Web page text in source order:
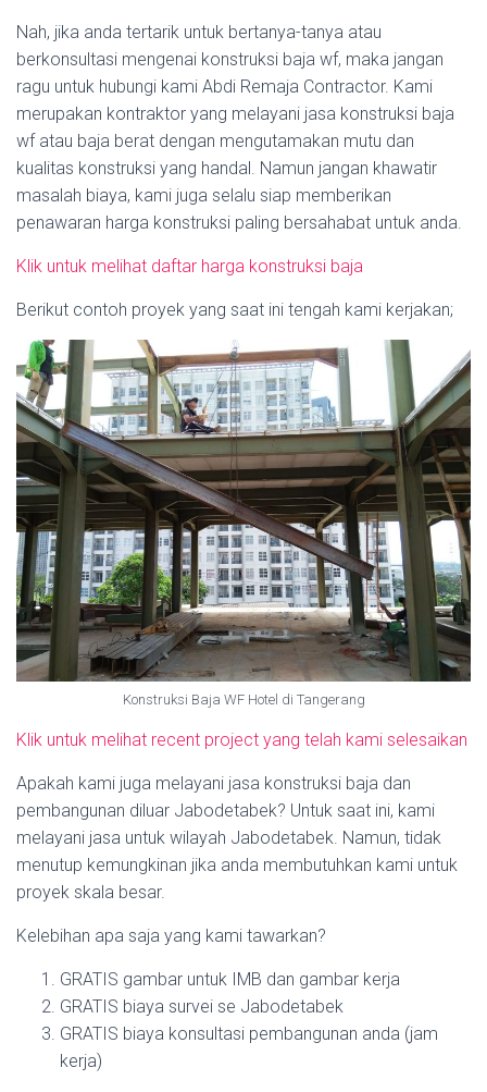
Nah, jika anda tertarik untuk bertanya-tanya atau
berkonsultasi mengenai konstruksi baja wf, maka jangan
ragu untuk hubungi kami Abdi Remaja Contractor. Kami
merupakan kontraktor yang melayani jasa konstruksi baja
wf atau baja berat dengan mengutamakan mutu dan
kualitas konstruksi yang handal. Namun jangan khawatir
masalah biaya, kami juga selalu siap memberikan
penawaran harga konstruksi paling bersahabat untuk anda.
Klik untuk melihat daftar harga konstruksi baja
Berikut contoh proyek yang saat ini tengah kami kerjakan;
Konstruksi Baja WF Hotel di Tangerang
Klik untuk melihat recent project yang telah kami selesaikan
Apakah kami juga melayani jasa konstruksi baja dan
pembangunan diluar Jabodetabek? Untuk saat ini, kami
melayani jasa untuk wilayah Jabodetabek. Namun, tidak
menutup kemungkinan jika anda membutuhkan kami untuk
proyek skala besar.
Kelebihan apa saja yang kami tawarkan?
GRATIS gambar untuk IMB dan gambar kerja
GRATIS biaya survei se Jabodetabek
GRATIS biaya konsultasi pembangunan anda (jam
kerja)